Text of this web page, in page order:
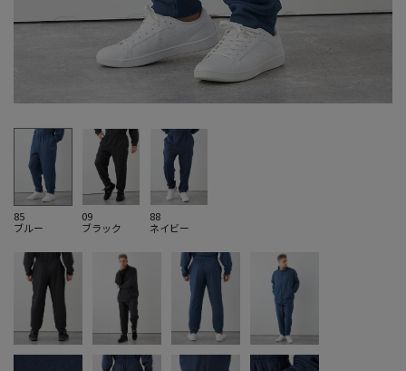
85
ブルー
09
ブラック
88
ネイビー